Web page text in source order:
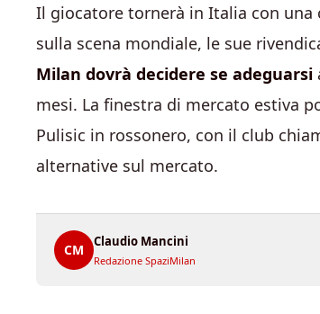
Il giocatore tornerà in Italia con una
sulla scena mondiale, le sue
Milan dovrà decidere se adeguarsi
mesi. La finestra di mercato estiva
Pulisic in rossonero, con il club
alternative sul mercato.
CM
Claudio Mancini
Redazione SpaziMilan